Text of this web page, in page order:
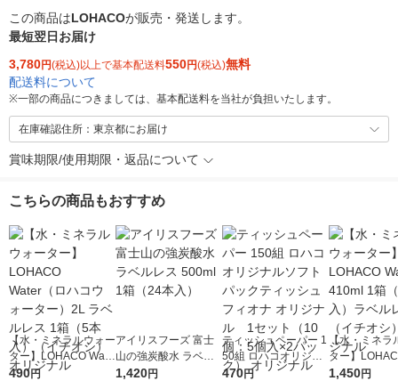
この商品はLOHACOが販売・発送します。
最短翌日お届け
3,780円(税込)以上で基本配送料550円(税込)無料
配送料について
※一部の商品につきましては、基本配送料を当社が負担いたします。
在庫確認住所：東京都にお届け
賞味期限/使用期限・返品について
こちらの商品もおすすめ
【水・ミネラルウォー
ター】LOHACO Wate
r（ロハコウォータ
490円
アイリスフーズ 富士
山の強炭酸水 ラベル
レス 500ml 1箱（24
1,420円
ティッシュペーパー 1
50組 ロハコオリジナ
ルソフトパックティッ
470円
【水・ミネラ
ター】
r 410ml 1箱（
1,450円